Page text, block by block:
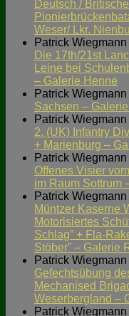
Deutsch /
Weser/ Lkr.
Patrick Wiegmann
Die 17th/21st
Leine bei
– Galerie Henne
Patrick Wiegmann
Sachsen –
Patrick Wiegmann
2. (UK) Infantry
+ Marienburg –
Patrick Wiegmann
Offenes Visier
im Raum Sottrum
Patrick Wiegmann
Müntzer Kaserne
Motorisiertes
Schlag” + Fla-
Stöber” – Galerie
Patrick Wiegmann
Gefechtsübung
Mechanised
Weserbergland –
Patrick Wiegmann